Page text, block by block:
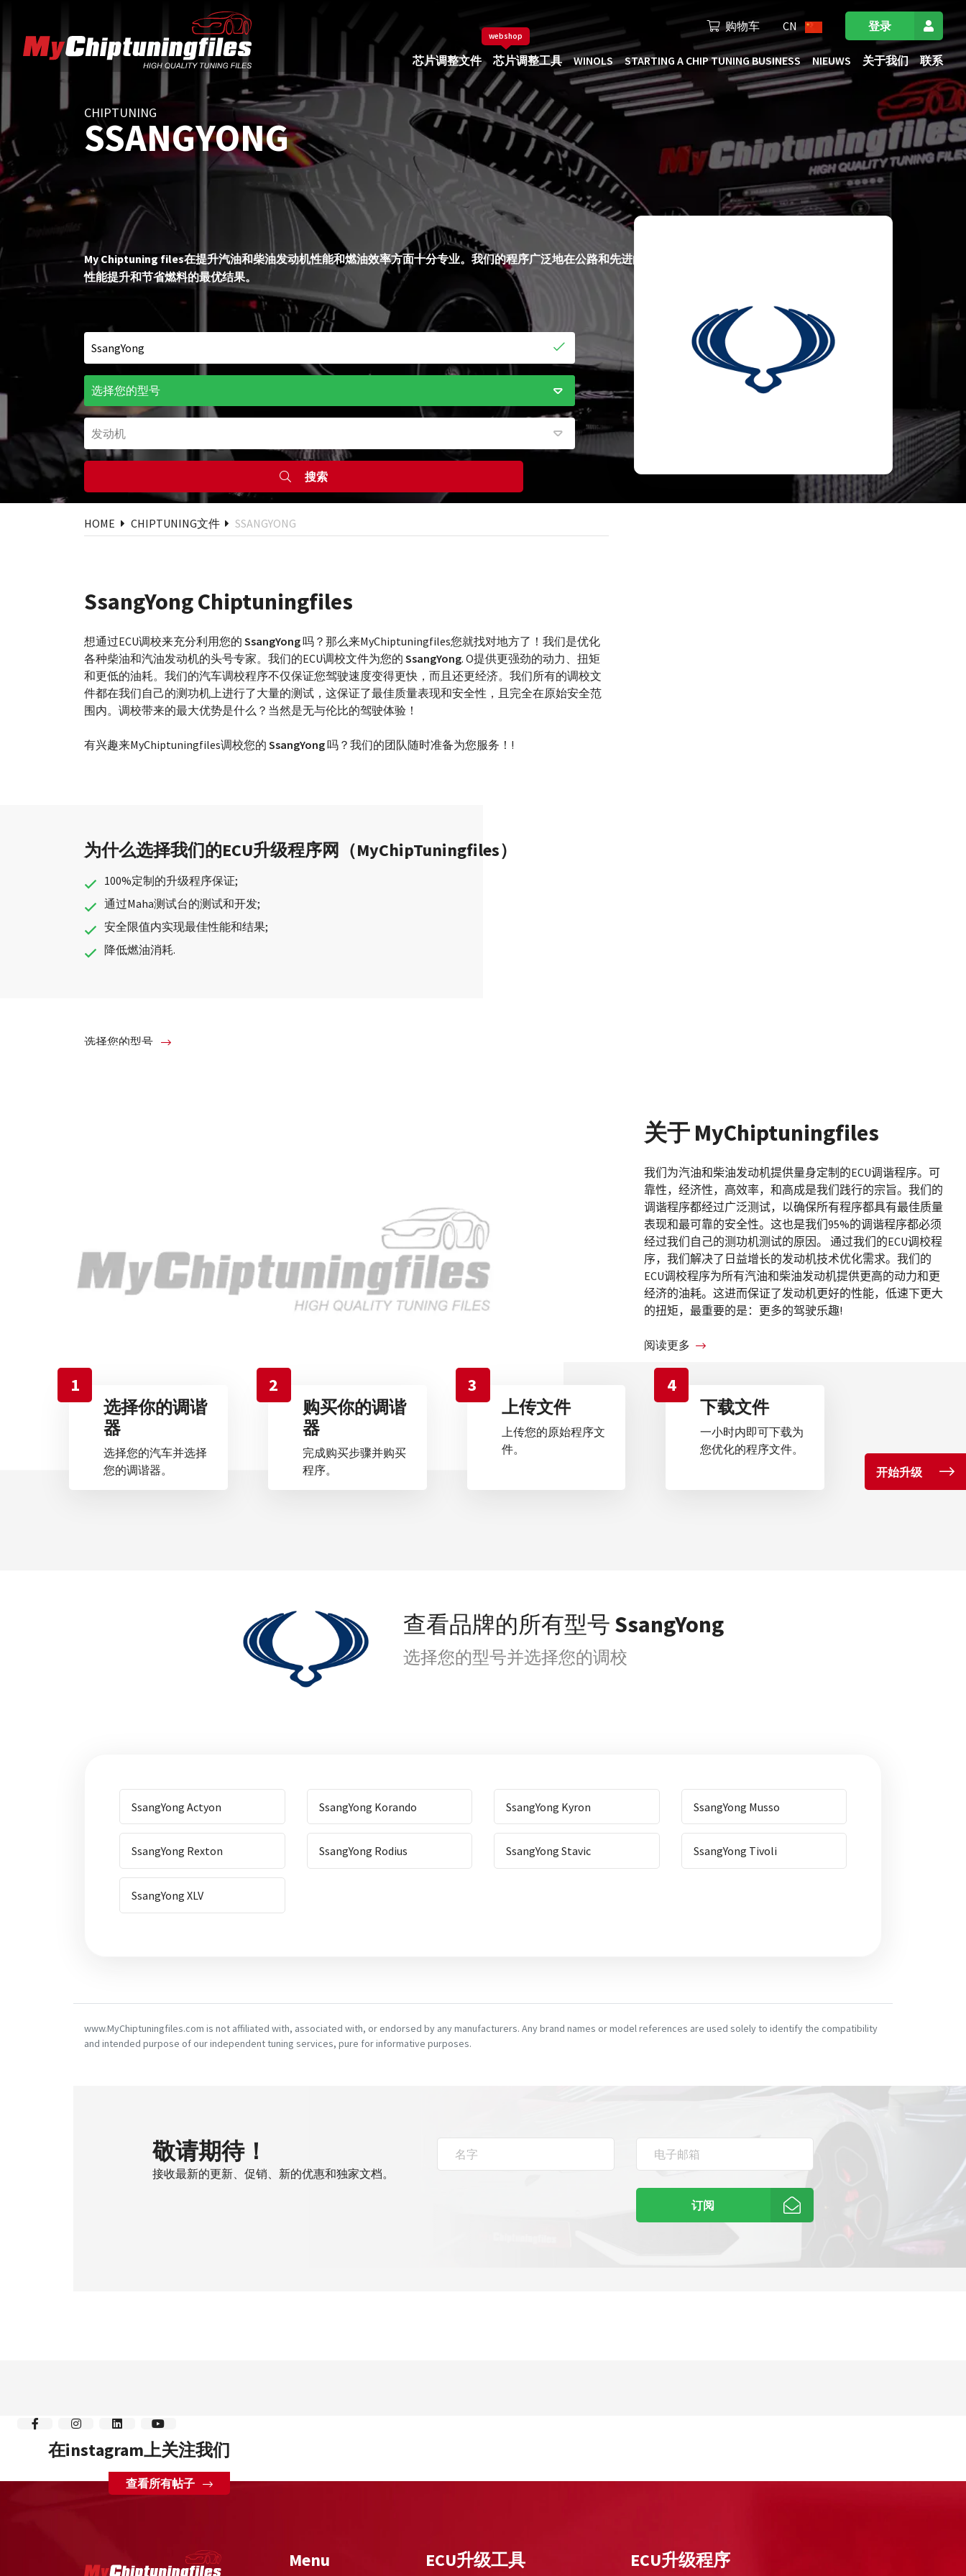
购物车 CN 登录
芯片调整文件 芯片调整工具
webshop
WINOLS STARTING A CHIP TUNING BUSINESS NIEUWS 关于我们 联系
CHIPTUNING
SSANGYONG
My Chiptuning files在提升汽油和柴油发动机性能和燃油效率方面十分专业。我们的程序广泛地在公路和先进的4x4测功机上测试，保证刷ECU的高质量，达到
性能提升和节省燃料的最优结果。
搜索
HOME CHIPTUNING文件 SSANGYONG
SsangYong Chiptuningfiles
想通过ECU调校来充分利用您的 SsangYong吗？那么来MyChiptuningfiles您就找对地方了！我们是优化
各种柴油和汽油发动机的头号专家。我们的ECU调校文件为您的 SsangYong. O提供更强劲的动力、扭矩
和更低的油耗。我们的汽车调校程序不仅保证您驾驶速度变得更快，而且还更经济。我们所有的调校文
件都在我们自己的测功机上进行了大量的测试，这保证了最佳质量表现和安全性，且完全在原始安全范
围内。调校带来的最大优势是什么？当然是无与伦比的驾驶体验！
有兴趣来MyChiptuningfiles调校您的 SsangYong吗？我们的团队随时准备为您服务！!
为什么选择我们的ECU升级程序网（MyChipTuningfiles）
100%定制的升级程序保证;
通过Maha测试台的测试和开发;
安全限值内实现最佳性能和结果;
降低燃油消耗.
选择您的型号
关于 MyChiptuningfiles
我们为汽油和柴油发动机提供量身定制的ECU调谐程序。可
靠性，经济性，高效率，和高成是我们践行的宗旨。我们的
调谐程序都经过广泛测试，以确保所有程序都具有最佳质量
表现和最可靠的安全性。这也是我们95%的调谐程序都必须
经过我们自己的测功机测试的原因。 通过我们的ECU调校程
序，我们解决了日益增长的发动机技术优化需求。我们的
ECU调校程序为所有汽油和柴油发动机提供更高的动力和更
经济的油耗。这进而保证了发动机更好的性能，低速下更大
的扭矩，最重要的是：更多的驾驶乐趣!
阅读更多
1
选择你的调谐
器
选择您的汽车并选择
您的调谐器。
2
购买你的调谐
器
完成购买步骤并购买
程序。
3
上传文件
上传您的原始程序文
件。
4
下载文件
一小时内即可下载为
您优化的程序文件。
开始升级
查看品牌的所有型号 SsangYong
选择您的型号并选择您的调校
SsangYong Actyon SsangYong Korando SsangYong Kyron SsangYong Musso
SsangYong Rexton SsangYong Rodius SsangYong Stavic SsangYong Tivoli
SsangYong XLV
www.MyChiptuningfiles.com is not affiliated with, associated with, or endorsed by any manufacturers. Any brand names or model references are used solely to identify the compatibility
and intended purpose of our independent tuning services, pure for informative purposes.
敬请期待！
接收最新的更新、促销、新的优惠和独家文档。
订阅
在instagram上关注我们
查看所有帖子
Menu ECU升级工具 ECU升级程序